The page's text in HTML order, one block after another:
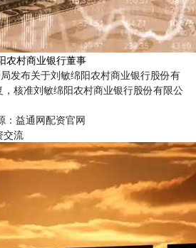
农村商业银行董事
发布关于刘敏绵阳农村商业银行股份有
核准刘敏绵阳农村商业银行股份有限公
：益通网配资官网
交流